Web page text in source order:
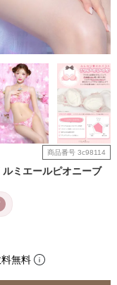
商品番号 3c98114
ミエールピオニーブ
無料